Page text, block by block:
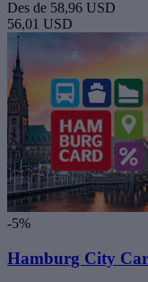
Des de 58,96 USD
56,01 USD
-5%
Hamburg City